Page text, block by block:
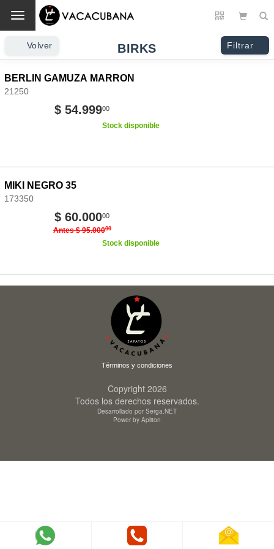
Cambio
Volver BIRKS Filtrar
BERLIN GAMUZA MARRON
21250
$ 54.99900
Stock disponible
MIKI NEGRO 35
173350
$ 60.00000
Antes $ 95.00000
Stock disponible
Términos y condiciones
Copyright 2026
Todos los derechos reservados.
Desarrollado por Serga.NET
Power by Apliton